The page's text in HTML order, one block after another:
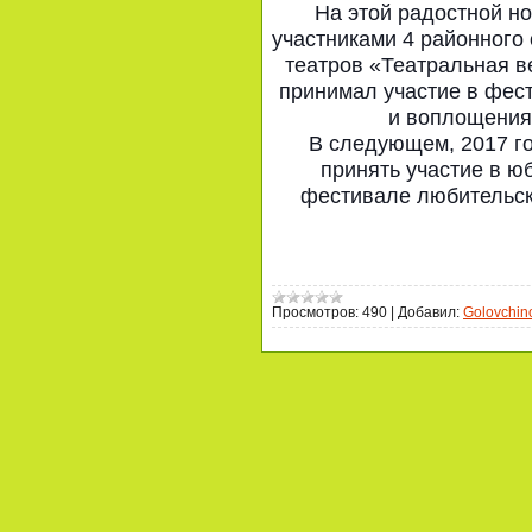
На этой радостной
участниками 4
театров «Театральная
принимал участие в
и
В следующем, 2017
принять участие в
фестивале
Просмотров: 490 Добавил: